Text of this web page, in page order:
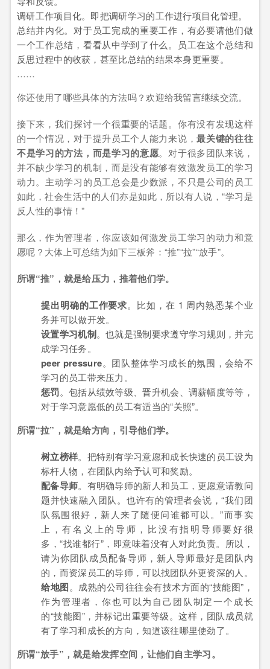
调研工作项目化。即把调研学习的工作进行项目化管理。
总结并内化。对于员工完成的重要工作，有必要请他们做
一个工作总结，看看从中学到了什么。员工在这个总结和
反思过程中的收获，甚至比总结的结果本身更重要。
……
你还使用了哪些具体的方法吗？欢迎给我留言继续交流。
接下来，我们探讨一个很重要的话题。你有没有发现这样
的一个情况，对于提升员工个人能力来说，最关键的往往
不是学习的方法，而是学习的意愿。对于很多团队来说，
并不缺少学习的机制，而是没有能够有效激发员工的学习
动力。主动学习的员工总会是少数派，不只是公司的员工
如此，社会生活中的人们亦是如此，所以有人说，“学习是
反人性的事情！”
那么，作为管理者，你应该如何激发员工学习的动力和意
愿呢？ 大体上可总结为如下三板斧：“推”“拉”“放手”。
所谓“推”，就是给压力，推着他们学。
提出明确的工作要求。比如，在 1 周内熟悉某个业
务并可以做开发。
设置学习机制。也就是强制要求遵守学习规则，并完
成学习任务。
peer pressure。团队整体学习成长的氛围，会给不
学习的员工带来压力。
惩罚。包括从绩效等级、晋升机会、调薪幅度等等，
对于学习意愿低的员工有适当的“关照”。
所谓“拉”，就是给方向，引导他们学。
树立榜样。把特别有学习意愿和成长快速的员工设为
标杆人物，在团队内给予认可和奖励。
配备导师。有明确导师的新人和员工，更愿意请教问
题并快速融入团队。也许有的管理者会说，“我们团
队氛围很好，新人来了随便问谁都可以。”而事实
上，有名义上的导师，比没有指明导师要好很
多，“找谁都行”，即意味着没有人对此负责。所以，
请为你团队成员配备导师，新人导师最好是团队内
的，而资深员工的导师，可以找团队外更资深的人。
给地图。成熟的公司往往会有技术方面的“技能图”，
作为管理者，你也可以为自己团队制定一个成长
的“技能图”，并标记出重要等级。这样，团队成员就
有了学习和成长的方向，知道该往哪里使劲了。
所谓“放手”，就是给发挥空间，让他们自主学习。